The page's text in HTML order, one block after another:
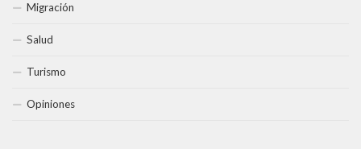
Migración
Salud
Turismo
Opiniones